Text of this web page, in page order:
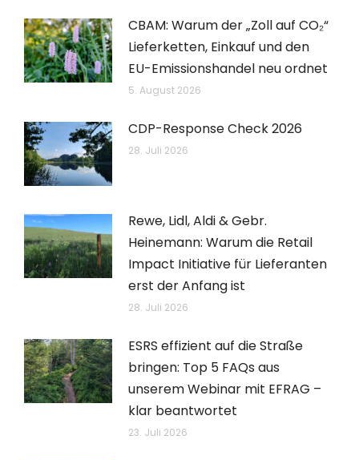
CBAM: Warum der „Zoll auf CO₂“
Lieferketten, Einkauf und den
EU-Emissionshandel neu ordnet
5. August 2026
CDP-Response Check 2026
28. Juli 2026
Rewe, Lidl, Aldi & Gebr.
Heinemann: Warum die Retail
Impact Initiative für Lieferanten
erst der Anfang ist
28. Juli 2026
ESRS effizient auf die Straße
bringen: Top 5 FAQs aus
unserem Webinar mit EFRAG –
klar beantwortet
23. Juli 2026